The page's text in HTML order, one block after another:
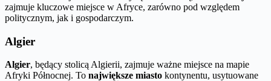
zajmuje kluczowe miejsce w Afryce, zarówno pod względem
politycznym, jak i gospodarczym.
Algier
Algier, będący stolicą Algierii, zajmuje ważne miejsce na mapie
Afryki Północnej. To największe miasto kontynentu, usytuowane